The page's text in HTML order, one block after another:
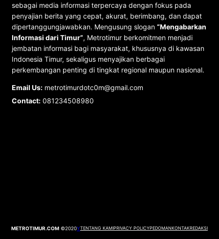
sebagai media informasi terpercaya dengan fokus pada
penyajian berita yang cepat, akurat, berimbang, dan dapat
dipertanggungjawabkan. Mengusung slogan “Mengabarkan
Informasi dari Timur”, Metrotimur berkomitmen menjadi
jembatan informasi bagi masyarakat, khususnya di kawasan
Indonesia Timur, sekaligus menyajikan berbagai
perkembangan penting di tingkat regional maupun nasional.
Email Us: metrotimurdotc0m@gmail.com
Contact: 081234508980
METROTIMUR.COM ©2020YTENTANG KAMIPRIVACY POLICYPEDOMANKONTAKREDAKSI